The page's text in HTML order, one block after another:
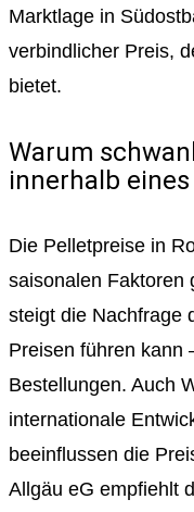
Marktlage in
verbindlicher Preis,
bietet.
Warum
innerhalb
Die Pelletpreise in
saisonalen Faktoren
steigt die Nachfrage
Preisen führen kann
Bestellungen. Auch
internationale
beeinflussen die
Allgäu eG empfiehlt